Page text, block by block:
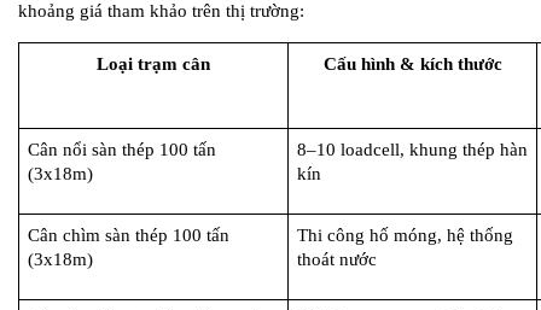
khoảng giá tham khảo trên thị trường:
Loại trạm cân Cấu hình & kích thước
Cân nổi sàn thép 100 tấn
(3x18m)
8–10 loadcell, khung thép hàn
kín
Cân chìm sàn thép 100 tấn
(3x18m)
Thi công hố móng, hệ thống
thoát nước